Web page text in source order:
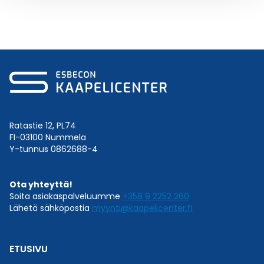
Ratastie 12, PL74
FI-03100 Nummela
Y-tunnus 0862688-4
Ota yhteyttä!
Soita asiakaspalveluumme +358 9 2252 260
Lähetä sähköpostia myynti@kaapelicenter.fi
ETUSIVU